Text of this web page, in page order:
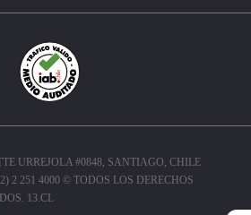
URREJOLA #0848, SANTIAGO, CHILE
2 251 4000 © TODOS LOS DERECHOS
13.CL